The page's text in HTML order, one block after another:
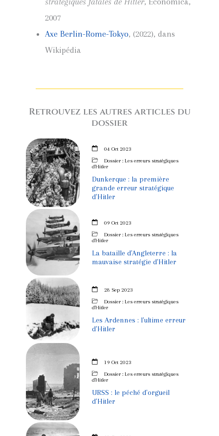
2007
Axe Berlin-Rome-Tokyo, (2022), dans
Wikipédia
Retrouvez les autres articles du
dossier
04 Oct 2023
Dossier : Les erreurs stratégiques
d'Hitler
Dunkerque : la première
grande erreur stratégique
d'Hitler
09 Oct 2023
Dossier : Les erreurs stratégiques
d'Hitler
La bataille d'Angleterre : la
mauvaise stratégie d'Hitler
28 Sep 2023
Dossier : Les erreurs stratégiques
d'Hitler
Les Ardennes : l'ultime erreur
d'Hitler
19 Oct 2023
Dossier : Les erreurs stratégiques
d'Hitler
URSS : le péché d'orgueil
d'Hitler